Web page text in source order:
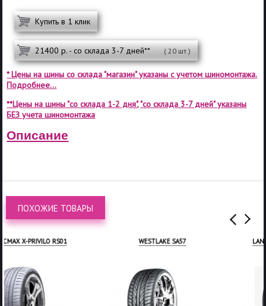
Купить в 1 клик
21400 р. - со склада 3-7 дней** ( 20 шт.)
* Цены на шины со склада "магазин" указаны с учетом шиномонтажа.
Подробнее...
**Цены на шины "со склада 1-2 дня", "со склада 3-7 дней" указаны
БЕЗ учета шиномонтажа
Описание
ПОХОЖИЕ ТОВАРЫ
WESTLAKE SA57 LANDSPIDER CITYTRAXX H/P